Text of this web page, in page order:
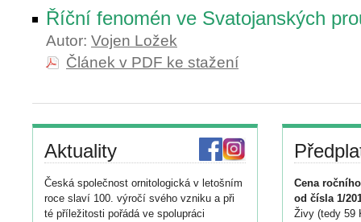
Říční fenomén ve Svatojanských
Autor: Vojen Ložek
Článek v PDF ke stažení
Aktuality
Česká společnost ornitologická v letošním
roce slaví 100. výročí svého vzniku a při
té příležitosti pořádá ve spolupráci
Cena
od čísla 1/
Živy (tedy 59